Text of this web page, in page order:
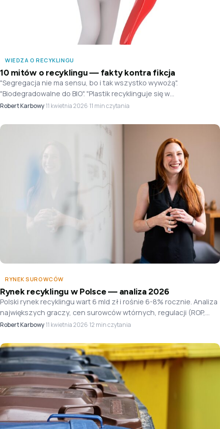
WIEDZA O RECYKLINGU
10 mitów o recyklingu — fakty kontra fikcja
"Segregacja nie ma sensu, bo i tak wszystko wywożą".
"Biodegradowalne do BIO". "Plastik recyklinguje się w
nieskończoność". Rozprawiamy się z 10 najpopularniejszymi
Robert Karbowy·11 kwietnia 2026·11 min czytania
RYNEK SUROWCÓW
Rynek recyklingu w Polsce — analiza 2026
Polski rynek recyklingu wart 6 mld zł i rośnie 6-8% rocznie. Analiza
największych graczy, cen surowców wtórnych, regulacji (ROP,
PPWR, kaucja) i inwestycji.
Robert Karbowy·11 kwietnia 2026·12 min czytania